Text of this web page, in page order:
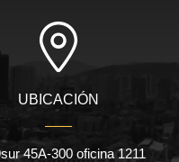
UBICACIÓN
45A-300 oficina 1211